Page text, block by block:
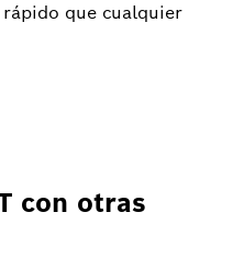
que cualquier
con otras